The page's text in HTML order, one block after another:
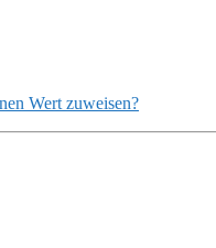
Wert zuweisen?